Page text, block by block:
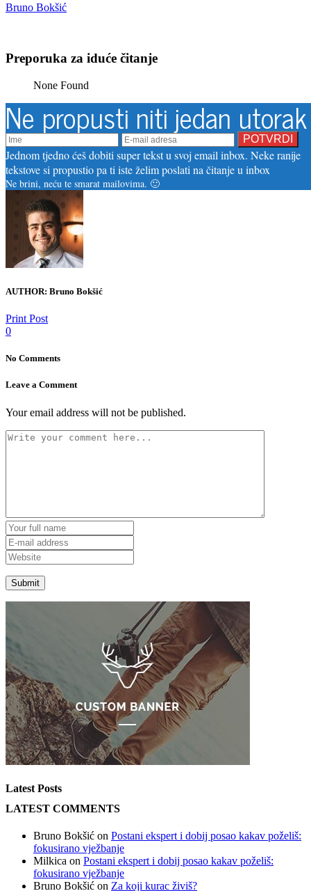
Bruno Bokšić
Preporuka za iduće čitanje
None Found
Ne propusti niti jedan utorak
Jednom tjedno ćeš dobiti super tekst u svoj email inbox. Neke ranije
tekstove si propustio pa ti iste želim poslati na čitanje u inbox
Ne brini, neću te smarat mailovima. 🙂
AUTHOR: Bruno Bokšić
Print Post
0
No Comments
Leave a Comment
Your email address will not be published.
Latest Posts
LATEST COMMENTS
Bruno Bokšić on Postani ekspert i dobij posao kakav poželiš:
fokusirano vježbanje
Milkica on Postani ekspert i dobij posao kakav poželiš:
fokusirano vježbanje
Bruno Bokšić on Za koji kurac živiš?